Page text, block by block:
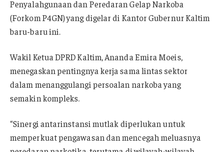
Penyalahgunaan dan Peredaran Gelap Narkoba
(Forkom P4GN) yang digelar di Kantor Gubernur Kaltim
baru-baru ini.
Wakil Ketua DPRD Kaltim, Ananda Emira Moeis,
menegaskan pentingnya kerja sama lintas sektor
dalam menanggulangi persoalan narkoba yang
semakin kompleks.
“Sinergi antarinstansi mutlak diperlukan untuk
memperkuat pengawasan dan mencegah meluasnya